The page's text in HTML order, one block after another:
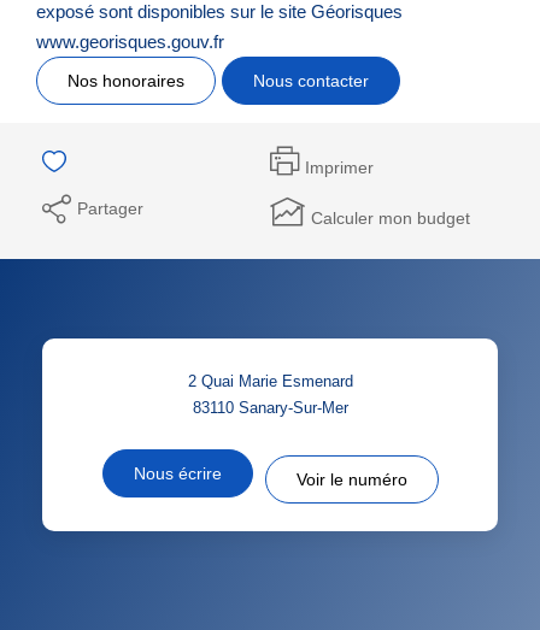
exposé sont disponibles sur le site Géorisques
www.georisques.gouv.fr
Nos honoraires Nous contacter
Imprimer
Partager Calculer mon budget
2 Quai Marie Esmenard
83110 Sanary-Sur-Mer
Nous écrire Voir le numéro